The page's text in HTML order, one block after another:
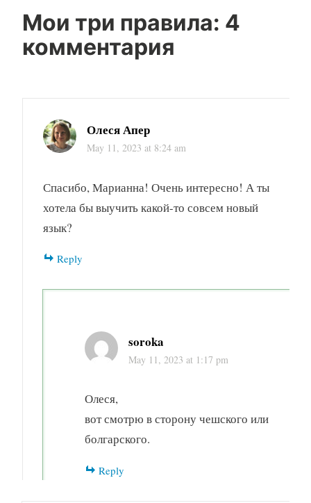
Мои три правила: 4
комментария
Олеся Апер
May 11, 2023 at 8:24 am
Спасибо, Марианна! Очень интересно! А ты
хотела бы выучить какой-то совсем новый
язык?
Reply
soroka
May 11, 2023 at 1:17 pm
Олеся,
вот смотрю в сторону чешского или
болгарского.
Reply